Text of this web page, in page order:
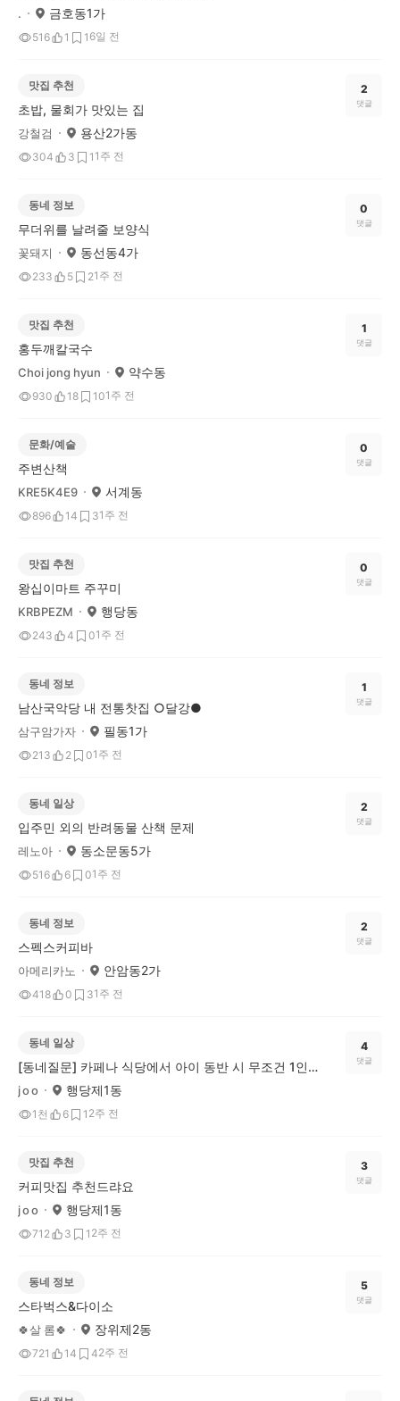
. 금호동1가
516 1 1 6일 전
맛집 추천
초밥, 물회가 맛있는 집
강철검 용산2가동
304 3 1 1주 전
2
댓글
동네 정보
무더위를 날려줄 보양식
꽃돼지 동선동4가
233 5 21주 전
0
댓글
맛집 추천
홍두깨칼국수
Choi jong hyun 약수동
930 18 101주 전
1
댓글
문화/예술
주변산책
KRE5K4E9 서계동
896 14 31주 전
0
댓글
맛집 추천
왕십이마트 주꾸미
KRBPEZM 행당동
243 4 01주 전
0
댓글
동네 정보
남산국악당 내 전통찻집 ○달강●
삼구암가자 필동1가
213 2 01주 전
1
댓글
동네 일상
입주민 외의 반려동물 산책 문제
레노아 동소문동5가
516 6 01주 전
2
댓글
동네 정보
스펙스커피바
아메리카노 안암동2가
418 0 31주 전
2
댓글
동네 일상
[동네질문] 카페나 식당에서 아이 동반 시 무조건 1인 1메뉴, 이건 문제다 vs 괜찮다?
j o o 행당제1동
1천 6 1 2주 전
4
댓글
맛집 추천
커피맛집 추천드랴요
j o o 행당제1동
712 3 1 2주 전
3
댓글
동네 정보
스타벅스&다이소
🍀살 롬🍀 장위제2동
721 14 42주 전
5
댓글